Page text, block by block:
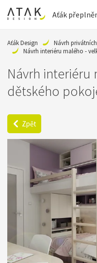
Aťák
Aťák Design Návrh
Návrh interiéru malého -
Návrh interiéru
dětského
Zpět